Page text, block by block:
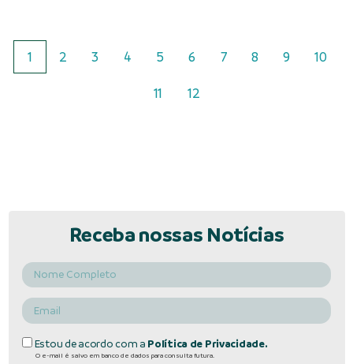
1 2 3 4 5 6 7 8 9 10
11 12
Receba nossas Notícias
Estou de acordo com a Política de Privacidade.
O e-mail é salvo em banco de dados para consulta futura.